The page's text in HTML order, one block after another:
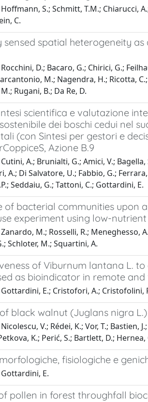
S.; Schmitt, T.M.; Chiarucci,
C.
sensed spatial heterogeneity
D.; Bacaro, G.; Chirici, G.;
M.; Nagendra, H.; Ricotta,
Rugani, B.; Da Re, D.
scientifica e valutazione
dei boschi cedui nel
(con Sintesi per gestori e
Azione B.9
A.; Brunialti, G.; Amici, V.;
A.; Di Salvatore, U.; Fabbio, G.;
Seddaiu, G.; Tattoni, C.; Gottardini, E.
of bacterial communities upon
experiment using low-
M.; Rosselli, R.; Meneghesso,
Schloter, M.; Squartini, A.
of Viburnum lantana L.
as bioindicator in remote
E.; Cristofori, A.; Cristofolini,
black walnut (Juglans nigra
V.; Rédei, K.; Vor, T.; Bastien,
K.; Perić, S.; Bartlett, D.;
fisiologiche e
E.
pollen in forest throughfall